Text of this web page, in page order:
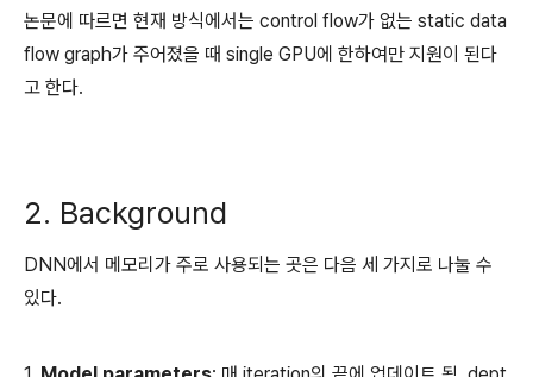
논문에 따르면 현재 방식에서는 control flow가 없는 static data
flow graph가 주어졌을 때 single GPU에 한하여만 지원이 된다
고 한다.
2. Background
DNN에서 메모리가 주로 사용되는 곳은 다음 세 가지로 나눌 수
있다.